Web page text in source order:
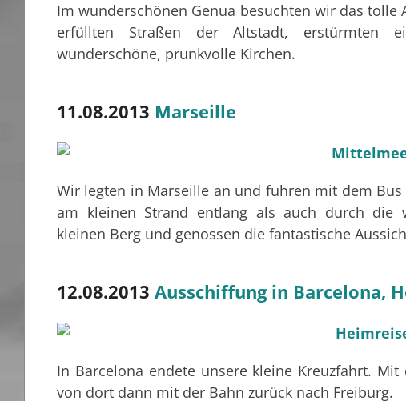
Im wunderschönen Genua besuchten wir das
erfüllten Straßen der Altstadt, erstürmten
wunderschöne, prunkvolle Kirchen.
11.08.2013 Marseille
Wir legten in Marseille an und fuhren mit dem
am kleinen Strand entlang als auch durch die
kleinen Berg und genossen die fantastische
12.08.2013 Ausschiffung in Barcelona,
In Barcelona endete unsere kleine Kreuzfahrt.
von dort dann mit der Bahn zurück nach Freiburg.